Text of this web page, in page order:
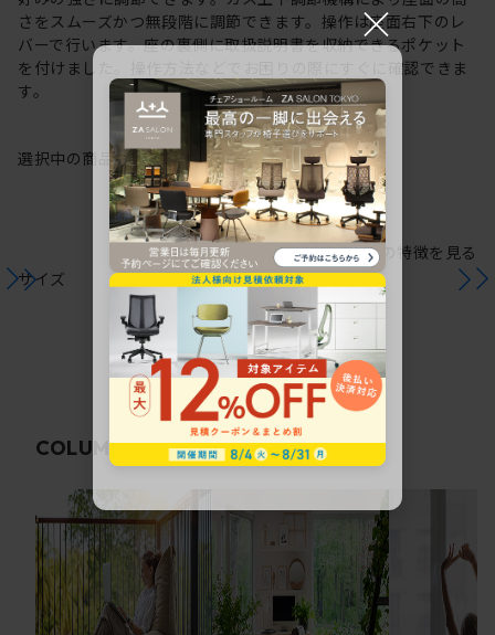
さをスムーズかつ無段階に調節できます。操作は座面右下のレ
バーで行います。座の裏側に取扱説明書を収納できるポケット
を付けました。操作方法などでお困りの際にすぐに確認できま
す。
選択中の商品情報保証注意事項
サイズ
シリーズの特徴を見る
COLUMN関連コラム
×